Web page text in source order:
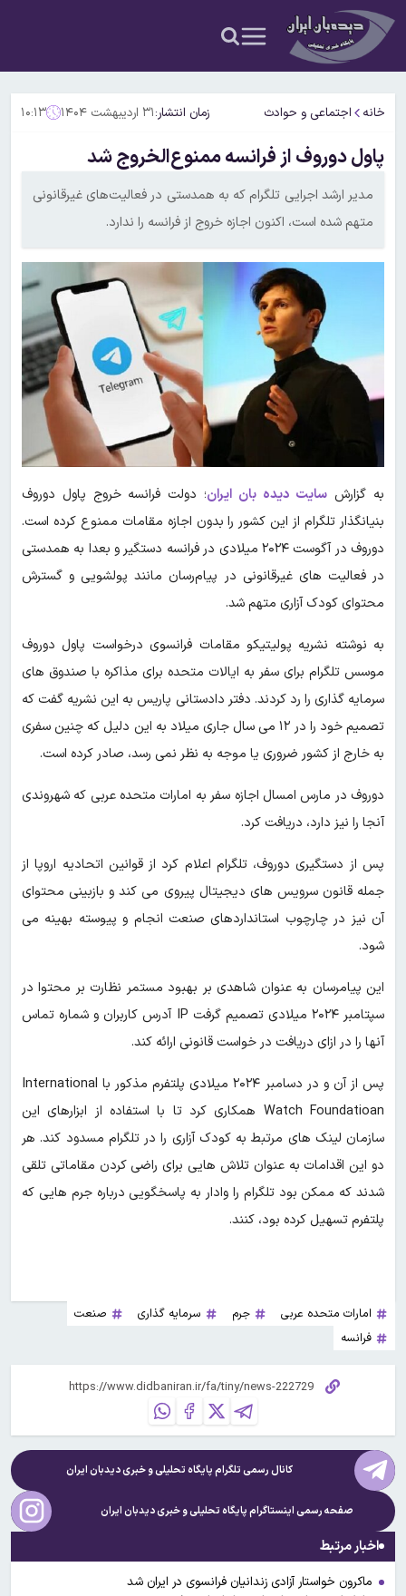
خانه اجتماعی و حوادث زمان انتشار:۳۱ اردیبهشت ۱۴۰۴ ۱۰:۱۳
پاول دوروف از فرانسه ممنوع‌الخروج شد
مدیر ارشد اجرایی تلگرام که به همدستی در فعالیت‌های غیرقانونی
متهم شده است، اکنون اجازه خروج از فرانسه را ندارد.
به گزارش سایت دیده بان ایران؛ دولت فرانسه خروج پاول دوروف
بنیانگذار تلگرام از این کشور را بدون اجازه مقامات ممنوع کرده است.
دوروف در آگوست ۲۰۲۴ میلادی در فرانسه دستگیر و بعدا به همدستی
در فعالیت های غیرقانونی در پیام‌رسان مانند پولشویی و گسترش
محتوای کودک آزاری متهم شد.
به نوشته نشریه پولیتیکو مقامات فرانسوی درخواست پاول دوروف
موسس تلگرام برای سفر به ایالات متحده برای مذاکره با صندوق های
سرمایه گذاری را رد کردند. دفتر دادستانی پاریس به این نشریه گفت که
تصمیم خود را در ۱۲ می سال جاری میلاد به این دلیل که چنین سفری
به خارج از کشور ضروری یا موجه به نظر نمی رسد، صادر کرده است.
دوروف در مارس امسال اجازه سفر به امارات متحده عربی که شهروندی
آنجا را نیز دارد، دریافت کرد.
پس از دستگیری دوروف، تلگرام اعلام کرد از قوانین اتحادیه اروپا از
جمله قانون سرویس های دیجیتال پیروی می کند و بازبینی محتوای
آن نیز در چارچوب استانداردهای صنعت انجام و پیوسته بهینه می
شود.
این پیامرسان به عنوان شاهدی بر بهبود مستمر نظارت بر محتوا در
سپتامبر ۲۰۲۴ میلادی تصمیم گرفت IP آدرس کاربران و شماره تماس
آنها را در ازای دریافت در خواست قانونی ارائه کند.
پس از آن و در دسامبر ۲۰۲۴ میلادی پلتفرم مذکور با International
Watch Foundatioan همکاری کرد تا با استفاده از ابزارهای این
سازمان لینک های مرتبط به کودک آزاری را در تلگرام مسدود کند. هر
دو این اقدامات به عنوان تلاش هایی برای راضی کردن مقاماتی تلقی
شدند که ممکن بود تلگرام را وادار به پاسخگویی درباره جرم هایی که
پلتفرم تسهیل کرده بود، کنند.
امارات متحده عربی جرم سرمایه گذاری
صنعت
فرانسه
کانال رسمی تلگرام پایگاه تحلیلی و خبریدیدبان ایران
صفحه رسمی اینستاگرام پایگاه تحلیلی و خبریدیدبان ایران
اخبار مرتبط
ماکرون خواستار آزادی زندانیان فرانسوی در ایران شد